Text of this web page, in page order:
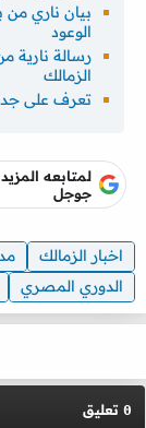
بيان ناري من
الوعود
رسالة
الزمالك
تعرف على
لمتابعه
جوجل
اخبار الزمالك
الدوري المصري
0 تعليق